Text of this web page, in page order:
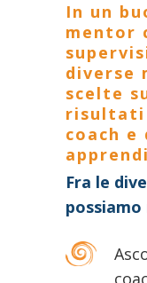
In un
mentor
diverse
scelte
risultati
coach
Fra le